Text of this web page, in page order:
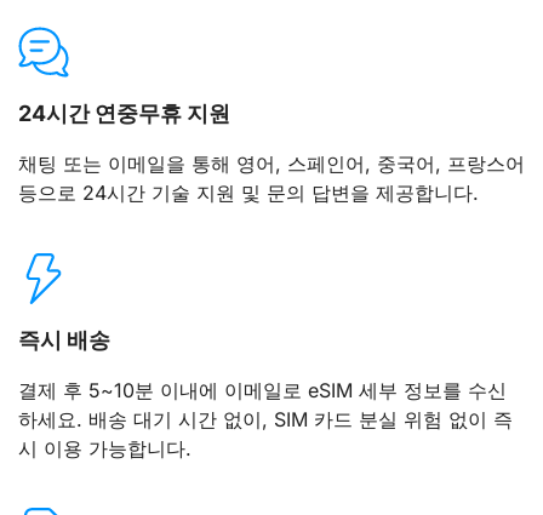
24시간 연중무휴 지원
채팅 또는 이메일을 통해 영어, 스페인어, 중국어, 프랑스어
등으로 24시간 기술 지원 및 문의 답변을 제공합니다.
즉시 배송
결제 후 5~10분 이내에 이메일로 eSIM 세부 정보를 수신
하세요. 배송 대기 시간 없이, SIM 카드 분실 위험 없이 즉
시 이용 가능합니다.